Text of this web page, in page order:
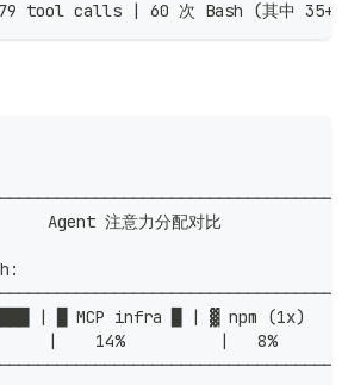
tool calls | 60 次 Bash (其中 35+ 次
Agent 注意力分配对比
Path:
████ | █ MCP infra █ | ▓ npm (1x)
|    14%          |   8%